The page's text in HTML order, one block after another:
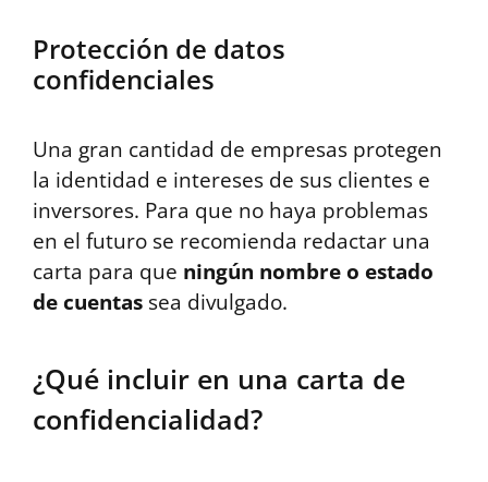
Protección de datos
confidenciales
Una gran cantidad de empresas protegen
la identidad e intereses de sus clientes e
inversores. Para que no haya problemas
en el futuro se recomienda redactar una
carta para que ningún nombre o estado
de cuentas sea divulgado.
¿Qué incluir en una carta de
confidencialidad?